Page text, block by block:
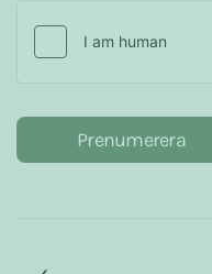
Prenumerera